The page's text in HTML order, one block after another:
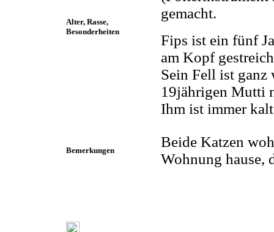
Alter, Rasse,
Besonderheiten
gemacht.
Fips ist ein fünf
am Kopf
Sein Fell ist ganz
19jährigen Mutti
Ihm ist immer
Bemerkungen
Beide Katzen
Wohnung hause,